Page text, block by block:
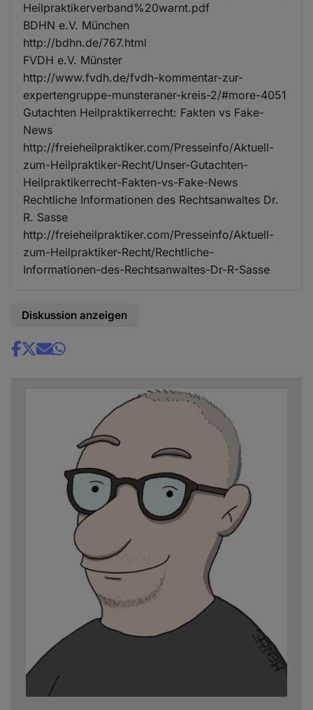
Heilpraktikerverband%20warnt.pdf
BDHN e.V. München
http://bdhn.de/767.html
FVDH e.V. Münster
http://www.fvdh.de/fvdh-kommentar-zur-
expertengruppe-munsteraner-kreis-2/#more-4051
Gutachten Heilpraktikerrecht: Fakten vs Fake-
News
http://freieheilpraktiker.com/Presseinfo/Aktuell-
zum-Heilpraktiker-Recht/Unser-Gutachten-
Heilpraktikerrecht-Fakten-vs-Fake-News
Rechtliche Informationen des Rechtsanwaltes Dr.
R. Sasse
http://freieheilpraktiker.com/Presseinfo/Aktuell-
zum-Heilpraktiker-Recht/Rechtliche-
Informationen-des-Rechtsanwaltes-Dr-R-Sasse
Diskussion anzeigen
Share